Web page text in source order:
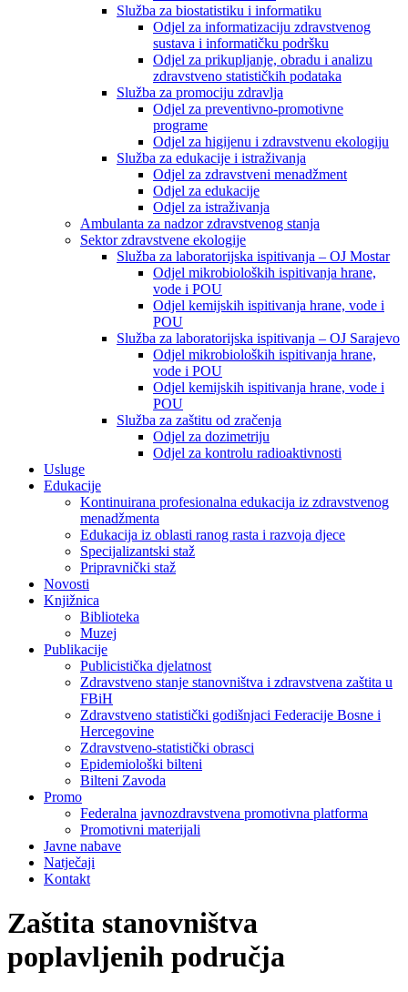
Služba za biostatistiku i informatiku
Odjel za informatizaciju zdravstvenog
sustava i informatičku podršku
Odjel za prikupljanje, obradu i analizu
zdravstveno statističkih podataka
Služba za promociju zdravlja
Odjel za preventivno-promotivne
programe
Odjel za higijenu i zdravstvenu ekologiju
Služba za edukacije i istraživanja
Odjel za zdravstveni menadžment
Odjel za edukacije
Odjel za istraživanja
Ambulanta za nadzor zdravstvenog stanja
Sektor zdravstvene ekologije
Služba za laboratorijska ispitivanja – OJ Mostar
Odjel mikrobioloških ispitivanja hrane,
vode i POU
Odjel kemijskih ispitivanja hrane, vode i
POU
Služba za laboratorijska ispitivanja – OJ Sarajevo
Odjel mikrobioloških ispitivanja hrane,
vode i POU
Odjel kemijskih ispitivanja hrane, vode i
POU
Služba za zaštitu od zračenja
Odjel za dozimetriju
Odjel za kontrolu radioaktivnosti
Usluge
Edukacije
Kontinuirana profesionalna edukacija iz zdravstvenog
menadžmenta
Edukacija iz oblasti ranog rasta i razvoja djece
Specijalizantski staž
Pripravnički staž
Novosti
Knjižnica
Biblioteka
Muzej
Publikacije
Publicistička djelatnost
Zdravstveno stanje stanovništva i zdravstvena zaštita u
FBiH
Zdravstveno statistički godišnjaci Federacije Bosne i
Hercegovine
Zdravstveno-statistički obrasci
Epidemiološki bilteni
Bilteni Zavoda
Promo
Federalna javnozdravstvena promotivna platforma
Promotivni materijali
Javne nabave
Natječaji
Kontakt
Zaštita stanovništva
poplavljenih područja